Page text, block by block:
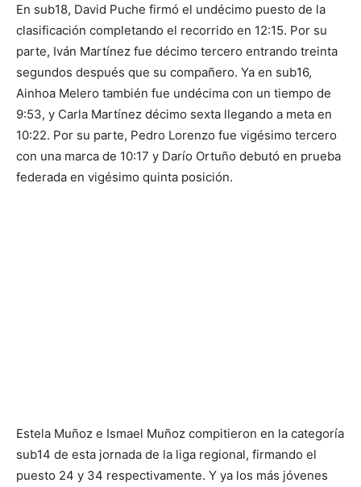
En sub18, David Puche firmó el undécimo puesto de la
clasificación completando el recorrido en 12:15. Por su
parte, Iván Martínez fue décimo tercero entrando treinta
segundos después que su compañero. Ya en sub16,
Ainhoa Melero también fue undécima con un tiempo de
9:53, y Carla Martínez décimo sexta llegando a meta en
10:22. Por su parte, Pedro Lorenzo fue vigésimo tercero
con una marca de 10:17 y Darío Ortuño debutó en prueba
federada en vigésimo quinta posición.
Estela Muñoz e Ismael Muñoz compitieron en la categoría
sub14 de esta jornada de la liga regional, firmando el
puesto 24 y 34 respectivamente. Y ya los más jóvenes